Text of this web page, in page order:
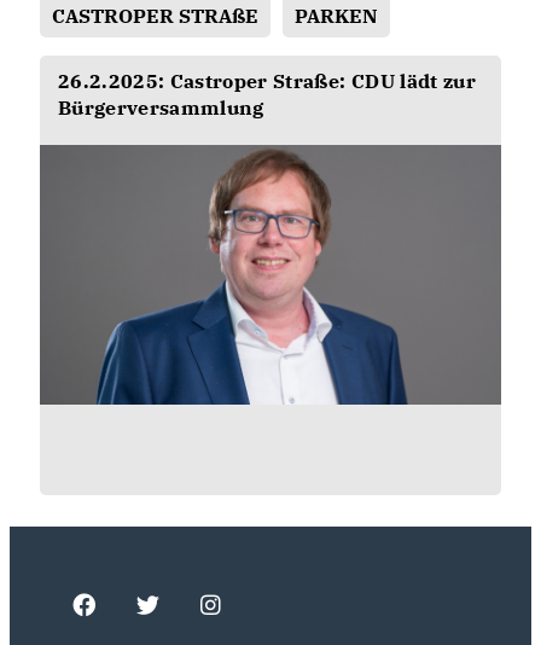
CASTROPER STRAßE PARKEN
26.2.2025: Castroper Straße: CDU lädt zur
Bürgerversammlung